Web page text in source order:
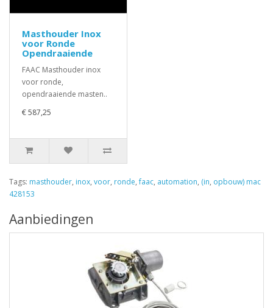
Masthouder Inox
voor Ronde
Opendraaiende
FAAC Masthouder inox
voor ronde,
opendraaiende masten..
€ 587,25
Tags: masthouder, inox, voor, ronde,faac, automation, (in, opbouw) mac
428153
Aanbiedingen